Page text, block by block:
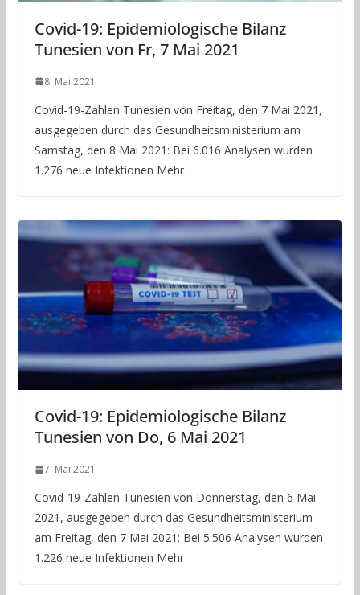
Covid-19: Epidemiologische Bilanz
Tunesien von Fr, 7 Mai 2021
8. Mai 2021
Covid-19-Zahlen Tunesien von Freitag, den 7 Mai 2021,
ausgegeben durch das Gesundheitsministerium am
Samstag, den 8 Mai 2021: Bei 6.016 Analysen wurden
1.276 neue Infektionen Mehr
Covid-19: Epidemiologische Bilanz
Tunesien von Do, 6 Mai 2021
7. Mai 2021
Covid-19-Zahlen Tunesien von Donnerstag, den 6 Mai
2021, ausgegeben durch das Gesundheitsministerium
am Freitag, den 7 Mai 2021: Bei 5.506 Analysen wurden
1.226 neue Infektionen Mehr